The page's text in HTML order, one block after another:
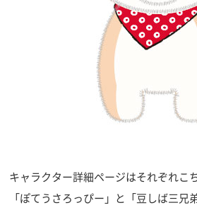
キャラクター詳細ページはそれぞれこ
「 ぽてうさろっぴー 」と「 豆しば三兄